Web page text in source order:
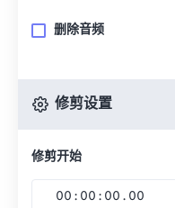
删除音频
修剪设置
修剪开始
00 : 00 : 00 . 00